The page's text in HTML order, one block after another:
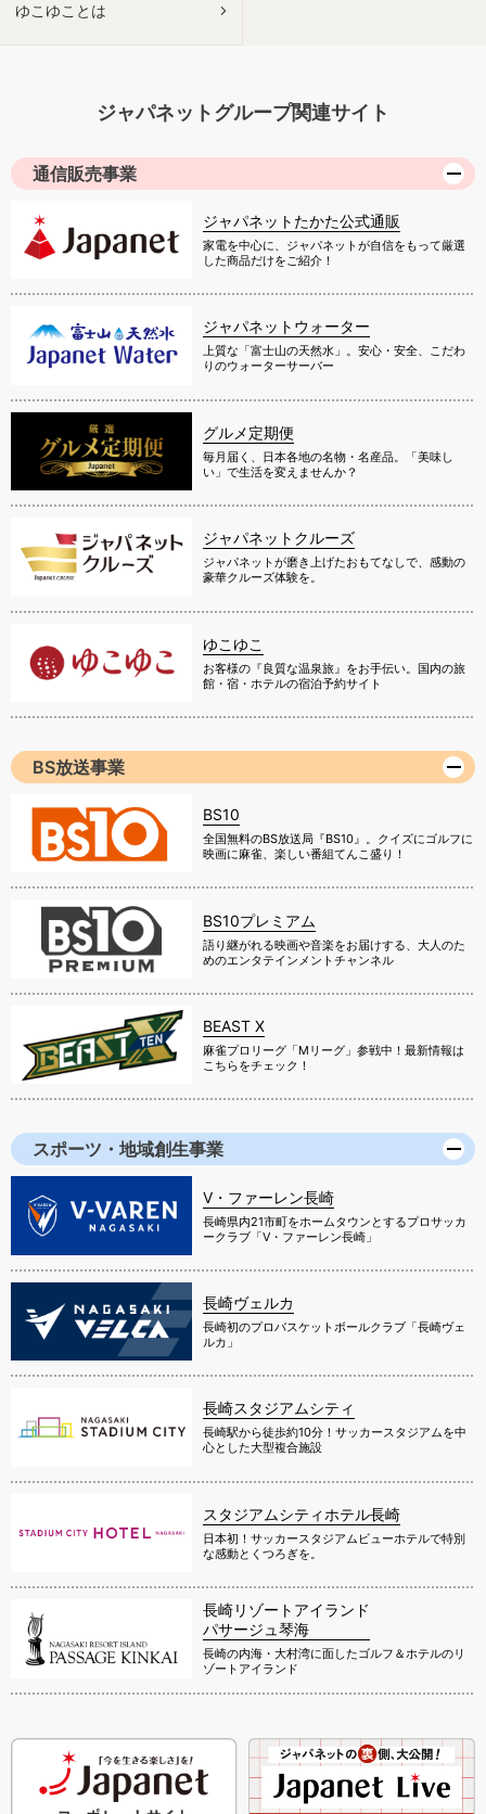
ゆこゆことは
ジャパネットグループ関連サイト
通信販売事業
ジャパネットたかた公式通販
家電を中心に、ジャパネットが自信をもって厳選
した商品だけをご紹介！
ジャパネットウォーター
上質な「富士山の天然水」。安心・安全、こだわ
りのウォーターサーバー
グルメ定期便
毎月届く、日本各地の名物・名産品。「美味し
い」で生活を変えませんか？
ジャパネットクルーズ
ジャパネットが磨き上げたおもてなしで、感動の
豪華クルーズ体験を。
ゆこゆこ
お客様の『良質な温泉旅』をお手伝い。国内の旅
館・宿・ホテルの宿泊予約サイト
BS放送事業
BS10
全国無料のBS放送局『BS10』。クイズにゴルフに
映画に麻雀、楽しい番組てんこ盛り！
BS10プレミアム
語り継がれる映画や音楽をお届けする、大人のた
めのエンタテインメントチャンネル
BEAST X
麻雀プロリーグ「Mリーグ」参戦中！最新情報は
こちらをチェック！
スポーツ・地域創生事業
V・ファーレン長崎
長崎県内21市町をホームタウンとするプロサッカ
ークラブ「V・ファーレン長崎」
長崎ヴェルカ
長崎初のプロバスケットボールクラブ「長崎ヴェ
ルカ」
長崎スタジアムシティ
長崎駅から徒歩約10分！サッカースタジアムを中
心とした大型複合施設
スタジアムシティホテル長崎
日本初！サッカースタジアムビューホテルで特別
な感動とくつろぎを。
長崎リゾートアイランド
パサージュ琴海
長崎の内海・大村湾に面したゴルフ＆ホテルのリ
ゾートアイランド